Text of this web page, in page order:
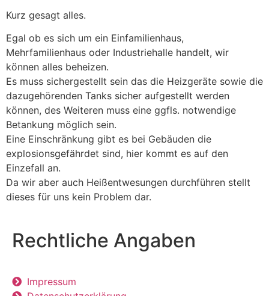
Kurz gesagt alles.
Egal ob es sich um ein Einfamilienhaus,
Mehrfamilienhaus oder Industriehalle handelt, wir
können alles beheizen.
Es muss sichergestellt sein das die Heizgeräte sowie die
dazugehörenden Tanks sicher aufgestellt werden
können, des Weiteren muss eine ggfls. notwendige
Betankung möglich sein.
Eine Einschränkung gibt es bei Gebäuden die
explosionsgefährdet sind, hier kommt es auf den
Einzefall an.
Da wir aber auch Heißentwesungen durchführen stellt
dieses für uns kein Problem dar.
Rechtliche Angaben
Impressum